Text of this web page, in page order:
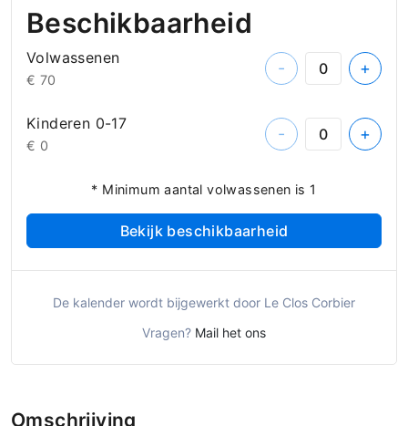
Beschikbaarheid
Volwassenen
€ 70
- +
Kinderen 0-17
€ 0
- +
* Minimum aantal volwassenen is 1
Bekijk beschikbaarheid
De kalender wordt bijgewerkt door Le Clos Corbier
Vragen? Mail het ons
Omschrijving